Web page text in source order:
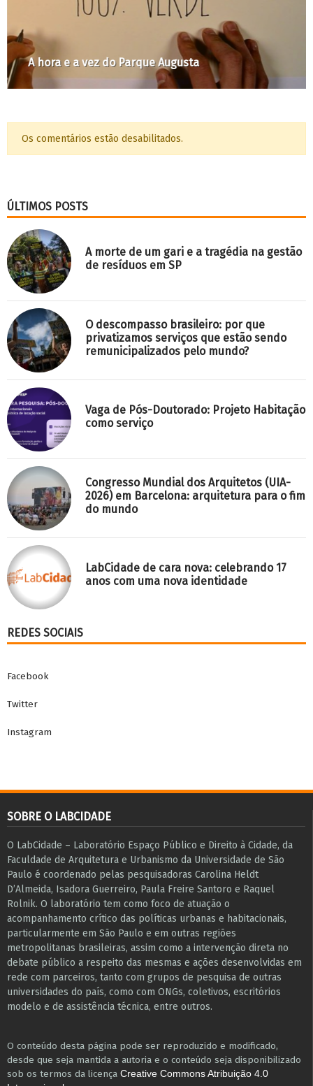
A hora e a vez do Parque Augusta
Os comentários estão desabilitados.
ÚLTIMOS POSTS
A morte de um gari e a tragédia na gestão
de resíduos em SP
O descompasso brasileiro: por que
privatizamos serviços que estão sendo
remunicipalizados pelo mundo?
Vaga de Pós-Doutorado: Projeto Habitação
como serviço
Congresso Mundial dos Arquitetos (UIA-
2026) em Barcelona: arquitetura para o fim
do mundo
LabCidade de cara nova: celebrando 17
anos com uma nova identidade
REDES SOCIAIS
Facebook
Twitter
Instagram
SOBRE O LABCIDADE
O LabCidade – Laboratório Espaço Público e Direito à Cidade, da
Faculdade de Arquitetura e Urbanismo da Universidade de São
Paulo é coordenado pelas pesquisadoras Carolina Heldt
D’Almeida, Isadora Guerreiro, Paula Freire Santoro e Raquel
Rolnik. O laboratório tem como foco de atuação o
acompanhamento crítico das políticas urbanas e habitacionais,
particularmente em São Paulo e ​em outras regiões
metropolitanas brasileiras, assim como a intervenção direta no
debate público a respeito das mesmas e ações desenvolvidas em
r​e​de com parceiros, tanto com grupos de pesquisa ​de outras
universidades do país, como com ONGs, coletivos, escritórios
modelo e de assistência técnica​, entre outros​.
O conteúdo desta página pode ser reproduzido e modificado,
desde que seja mantida a autoria e o conteúdo seja disponibilizado
sob os termos da licença Creative Commons Atribuição 4.0